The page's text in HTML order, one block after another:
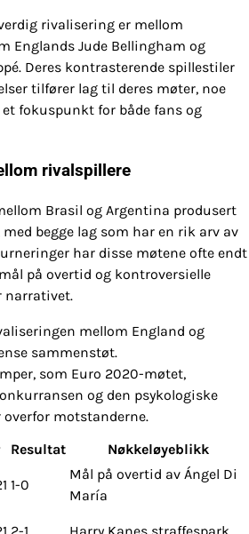
rivalisering er mellom
Englands Jude Bellingham og
Deres kontrasterende spillestiler
tilfører lag til deres møter, noe
fokuspunkt for både fans og
rivalspillere
Brasil og Argentina produsert
begge lag som har en rik arv av
har disse møtene ofte endt
på overtid og kontroversielle
narrativet.
mellom England og
sammenstøt.
som Euro 2020-møtet,
og den psykologiske
motstanderne.
Resultat
Nøkkeløyeblikk
1-0
Mål på overtid av Ángel Di
María